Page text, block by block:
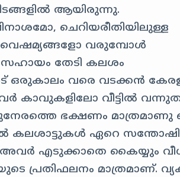
ആയിരുന്നു.
ചെറിയരീതിയിലുള്ള
വരുമ്പോൾ
തേടി കലശം
ഒരുകാലം വരെ വടക്കൻ
കാവുകളിലോ വീട്ടിൽ
ഭക്ഷണം മാത്രമാണു
കലശാട്ടുകൾ ഏറെ
എടുക്കാതെ കൈയ്യും
പ്രതിഫലനം മാത്രമാണ്.